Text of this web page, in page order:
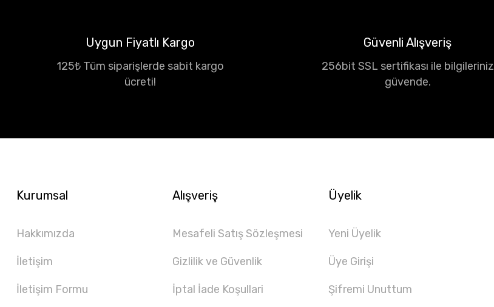
Uygun Fiyatlı Kargo
125₺ Tüm siparişlerde sabit kargo
ücreti!
Güvenli Alışveriş
256bit SSL sertifikası ile bilgileriniz
güvende.
Kurumsal
Hakkımızda
İletişim
İletişim Formu
Alışveriş
Mesafeli Satış Sözleşmesi
Gizlilik ve Güvenlik
İptal İade Koşullari
Üyelik
Yeni Üyelik
Üye Girişi
Şifremi Unuttum